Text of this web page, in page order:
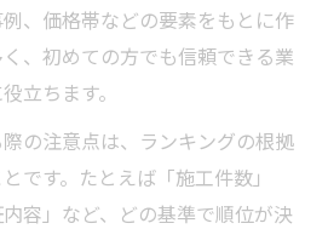
、価格帯などの要素をもとに作
、初めての方でも信頼できる業
立ちます。
の注意点は、ランキングの根拠
です。たとえば「施工件数」
内容」など、どの基準で順位が決